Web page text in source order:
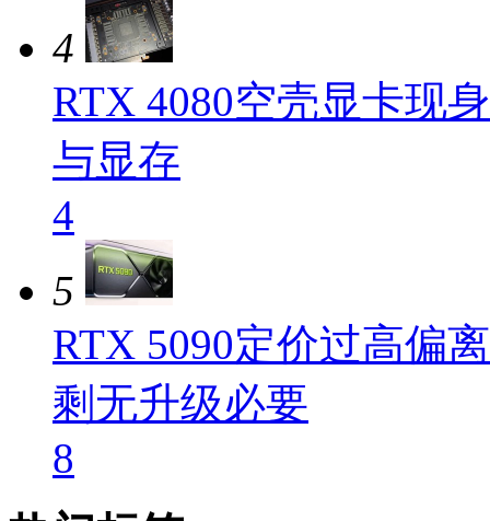
4
RTX 4080空壳显卡现
与显存
4
5
RTX 5090定价过高偏
剩无升级必要
8